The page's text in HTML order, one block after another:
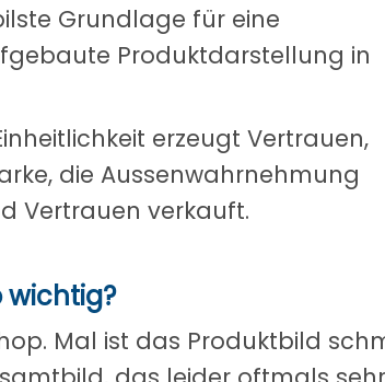
Grundlage für eine
Produktdarstellung in
erzeugt Vertrauen,
die Aussenwahrnehmung
Vertrauen verkauft.
wichtig?
Mal ist das Produktbild